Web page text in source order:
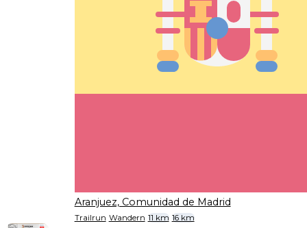
Aranjuez, Comunidad de Madrid
Trailrun Wandern 11 km 16 km